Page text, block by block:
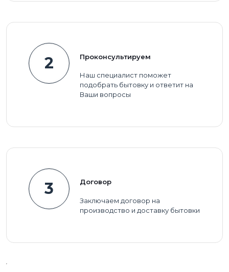
2 Проконсультируем
Наш специалист поможет
подобрать бытовку и ответит на
Ваши вопросы
3 Договор
Заключаем договор на
производство и доставку бытовки